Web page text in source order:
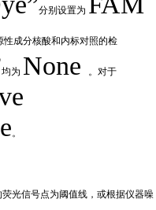
分别设置为
性成分核酸和内标对照的检
均为 None 。对于
。
光信号点为阈值线，或根据仪器噪